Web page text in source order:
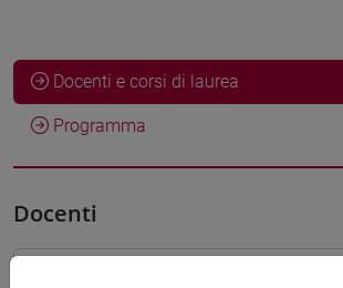
Docenti e corsi di laurea
Programma
Docenti